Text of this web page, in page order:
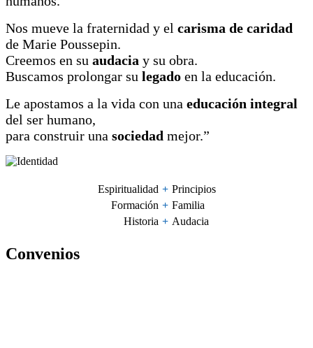
Nos mueve la fraternidad y el carisma de caridad
de Marie Poussepin.
Creemos en su audacia y su obra.
Buscamos prolongar su legado en la educación.
Le apostamos a la vida con una educación integral
del ser humano,
para construir una sociedad mejor.”
Espiritualidad + Principios
Formación + Familia
Historia + Audacia
Convenios